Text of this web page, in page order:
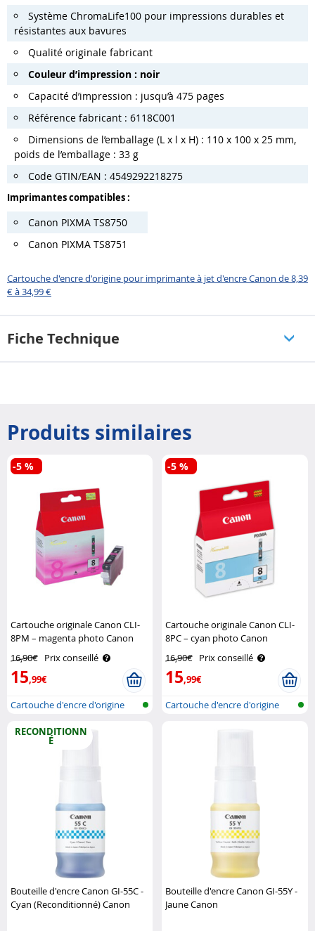
Système ChromaLife100 pour impressions durables et
résistantes aux bavures
Qualité originale fabricant
Couleur d’impression : noir
Capacité d’impression : jusqu’à 475 pages
Référence fabricant : 6118C001
Dimensions de l’emballage (L x l x H) : 110 x 100 x 25 mm,
poids de l’emballage : 33 g
Code GTIN/EAN : 4549292218275
Imprimantes compatibles :
Canon PIXMA TS8750
Canon PIXMA TS8751
Cartouche d'encre d'origine pour imprimante à jet d'encre Canon de 8,39
€ à 34,99 €
Fiche Technique
Produits similaires
Cartouche originale Canon CLI-
8PM – magenta photo Canon
16,90€ Prix conseillé
15,99€
-5 %
Cartouche d'encre d'origine
Cartouche originale Canon CLI-
8PC – cyan photo Canon
16,90€ Prix conseillé
15,99€
-5 %
Cartouche d'encre d'origine
RECONDITIONN
É
Bouteille d'encre Canon GI-55C -
Cyan (Reconditionné) Canon
Bouteille d'encre Canon GI-55Y -
Jaune Canon